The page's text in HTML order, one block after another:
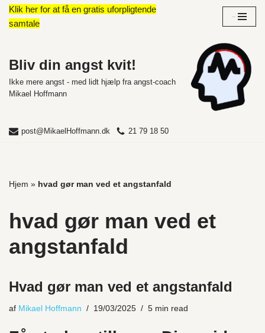
Spring
indhold
Klik her for at få en gratis uforpligtende
samtale
Bliv din angst kvit!
Ikke mere angst - med lidt hjælp fra angst-coach
Mikael Hoffmann
post@MikaelHoffmann.dk 21 79 18 50
Hjem » hvad gør man ved et angstanfald
hvad gør man ved et
angstanfald
Hvad gør man ved et angstanfald
af Mikael Hoffmann 19/03/2025 5 min read